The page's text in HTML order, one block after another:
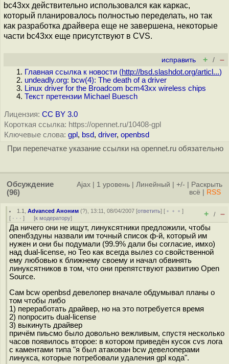
bc43xx действительно использовался как каркас,
который планировалось полностью переделать, но так
как разработка драйвера еще не завершена, некоторые
части bc43xx еще присутствуют в CVS.
исправить + / –
Главная ссылка к новости (http://bsd.slashdot.org/articl...)
undeadly.org: bcw(4): The death of a driver
Linux driver for the Broadcom bcm43xx wireless chips
Текст претензии Michael Buesch
Лицензия: CC BY 3.0
Короткая ссылка: https://opennet.ru/10408-gpl
Ключевые слова: gpl , bsd, driver, openbsd
При перепечатке указание ссылки на opennet.ru обязательно
Обсуждение
(96)
Ajax 1 уровень Линейный +/-
Раскрыть
всё
RSS
1.1 ,Advanced Аноним (?), 13:11, 08/04/2007 [ответить] [ ﹢﹢﹢]
[ · · · ] [к модератору] + / –
Да ничего они не ищут, линуксятники предложили, чтобы
опенбздуны назвали им точный список ф-й, который им
нужен и они бы подумали (99.9% дали бы согласие, имхо)
над dual-license, но Тео как всегда вылез со свойственной
ему любовью к ближнему своему и начал обвинять
линуксятников в том, что они препятствуют развитию Open
Source.
Сам bcw openbsd девелопер вначале обдумывал планы о
том чтобы либо
1) переработать драйвер, но на это потребуется время
2) попросить dual-license
3) выкинуть драйвер
причём пиьсмо было довольно вежливым, спустя несколько
часов появилось второе: в котором приведён кусок cvs лога
с каментами типа "я был атакован bcw девелоперами
линукса, которые потребовали удаления gpl кода".